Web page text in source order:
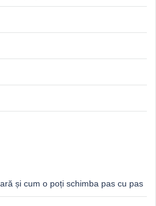
și cum o poți schimba pas cu pas